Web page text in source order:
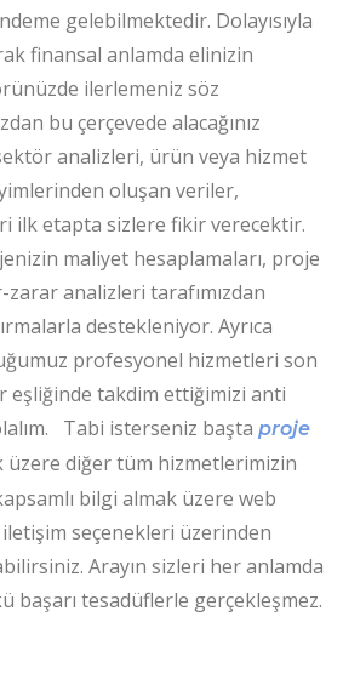
gelebilmektedir. Dolayısıyla
finansal anlamda elinizin
ilerlemeniz söz
bu çerçevede alacağınız
analizleri, ürün veya hizmet
oluşan veriler,
ilk etapta sizlere fikir verecektir.
maliyet hesaplamaları, proje
zarar analizleri tarafımızdan
destekleniyor. Ayrıca
profesyonel hizmetleri son
eşliğinde takdim ettiğimizi anti
Tabi isterseniz başta proje
üzere diğer tüm hizmetlerimizin
bilgi almak üzere web
seçenekleri üzerinden
Arayın sizleri her anlamda
başarı tesadüflerle gerçekleşmez.